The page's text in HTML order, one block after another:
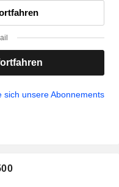
sich unsere Abonnements